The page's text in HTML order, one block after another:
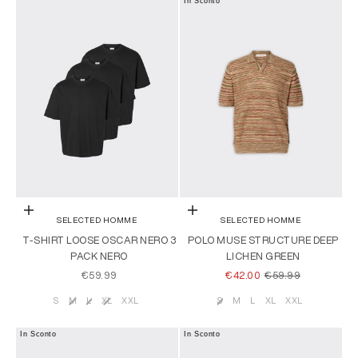
Scegli le opzioni
SELECTED HOMME
T-SHIRT LOOSE OSCAR NERO 3
PACK NERO
PREZZO SCONTATO
€59.99
Taglia
S M L XL XXL
Scegli le opzioni
SELECTED HOMME
POLO MUSE STRUCTURE DEEP
LICHEN GREEN
PREZZO SCONTATO
€42.00 PREZZO
€59.99
Taglia
S M L XL XXL
In Sconto In Sconto